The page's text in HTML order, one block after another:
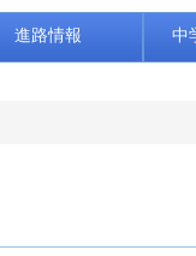
進路情報 中